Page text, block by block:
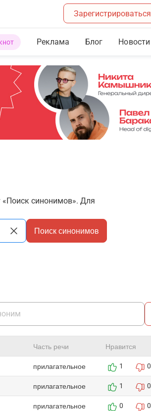
Зарегистрироваться
Реклама Блог Новости
«Поиск синонимов». Для
Поиск синонимов
Часть речи Нравится
прилагательное 1 0
прилагательное 1 0
прилагательное 0 0